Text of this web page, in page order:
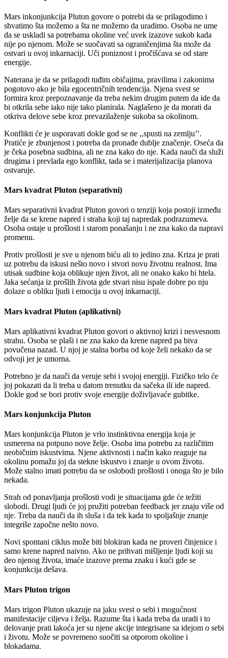
Mars inkonjunkcija Pluton govore o potrebi da se prilagodimo i
shvatimo šta možemo a šta ne možemo da uradimo. Osoba ne ume
da se uskladi sa potrebama okoline već uvek izazove sukob kada
nije po njenom. Može se suočavati sa ograničenjima šta može da
ostvari u ovoj inkarnaciji. Uči poniznost i pročišćava se od stare
energije.
Naterana je da se prilagodi tuđim običajima, pravilima i zakonima
pogotovo ako je bila egocentričnih tendencija. Njena svest se
formira kroz prepoznavanje da treba nekim drugim putem da ide da
bi otkrila sebe iako nije tako planirala. Naglašeno je da morati da
otkriva delove sebe kroz prevazilaženje sukoba sa okolinom.
Konflikti će je usporavati dokle god se ne ,,spusti na zemlju’’.
Pratiće je zbunjenost i potreba da pronađe dublje značenje. Oseća da
je čeka posebna sudbina, ali ne zna kako do nje. Kada nauči da služi
drugima i prevlada ego konflikt, tada se i materijalizacija planova
ostvaruje.
Mars kvadrat Pluton (separativni)
Mars separativni kvadrat Pluton govori o tenziji koja postoji između
želje da se krene napred i straha koji taj napredak podrazumeva.
Osoba ostaje u prošlosti i starom ponašanju i ne zna kako da napravi
promenu.
Protiv prošlosti je sve u njenom biću ali to jedino zna. Kriza je prati
uz potrebu da iskusi nešto novo i stvori novu životnu realnost. Ima
utisak sudbine koja oblikuje njen život, ali ne onako kako bi htela.
Jaka sećanja iz prošlih života gde stvari nisu ispale dobre po nju
dolaze u obliku ljudi i emocija u ovoj inkarnaciji.
Mars kvadrat Pluton (aplikativni)
Mars aplikativni kvadrat Pluton govori o aktivnoj krizi i nesvesnom
strahu. Osoba se plaši i ne zna kako da krene napred pa biva
povučena nazad. U njoj je stalna borba od koje želi nekako da se
odvoji jer je umorna.
Potrebno je da nauči da veruje sebi i svojoj energiji. Fizičko telo će
joj pokazati da li treba u datom trenutku da sačeka ili ide napred.
Dokle god se bori protiv svoje energije doživljavaće gubitke.
Mars konjunkcija Pluton
Mars konjunkcija Pluton je vrlo instinktivna energija koja je
usmerena na potpuno nove želje. Osoba ima potrebu za različitim
neobičnim iskustvima. Njene aktivnosti i način kako reaguje na
okolinu pomažu joj da stekne iskustvo i znanje u ovom životu.
Može stalno imati potrebu da se oslobodi prošlosti i onoga što je bilo
nekada.
Strah od ponavljanja prošlosti vodi je situacijama gde će težiti
slobodi. Drugi ljudi će joj pružiti potreban feedback jer znaju više od
nje. Treba da nauči da ih sluša i da tek kada to spoljašnje znanje
integriše započne nešto novo.
Novi spontani ciklus može biti blokiran kada ne proveri činjenice i
samo krene napred naivno. Ako ne prihvati mišljenje ljudi koji su
deo njenog života, imaće izazove prema znaku i kući gde se
konjunkcija dešava.
Mars Pluton trigon
Mars trigon Pluton ukazuje na jaku svest o sebi i mogućnost
manifestacije ciljeva i želja. Razume šta i kada treba da uradi i to
delovanje prati lakoća jer su njene akcije integrisane sa idejom o sebi
i životu. Može se povremeno suočiti sa otporom okoline i
blokadama.